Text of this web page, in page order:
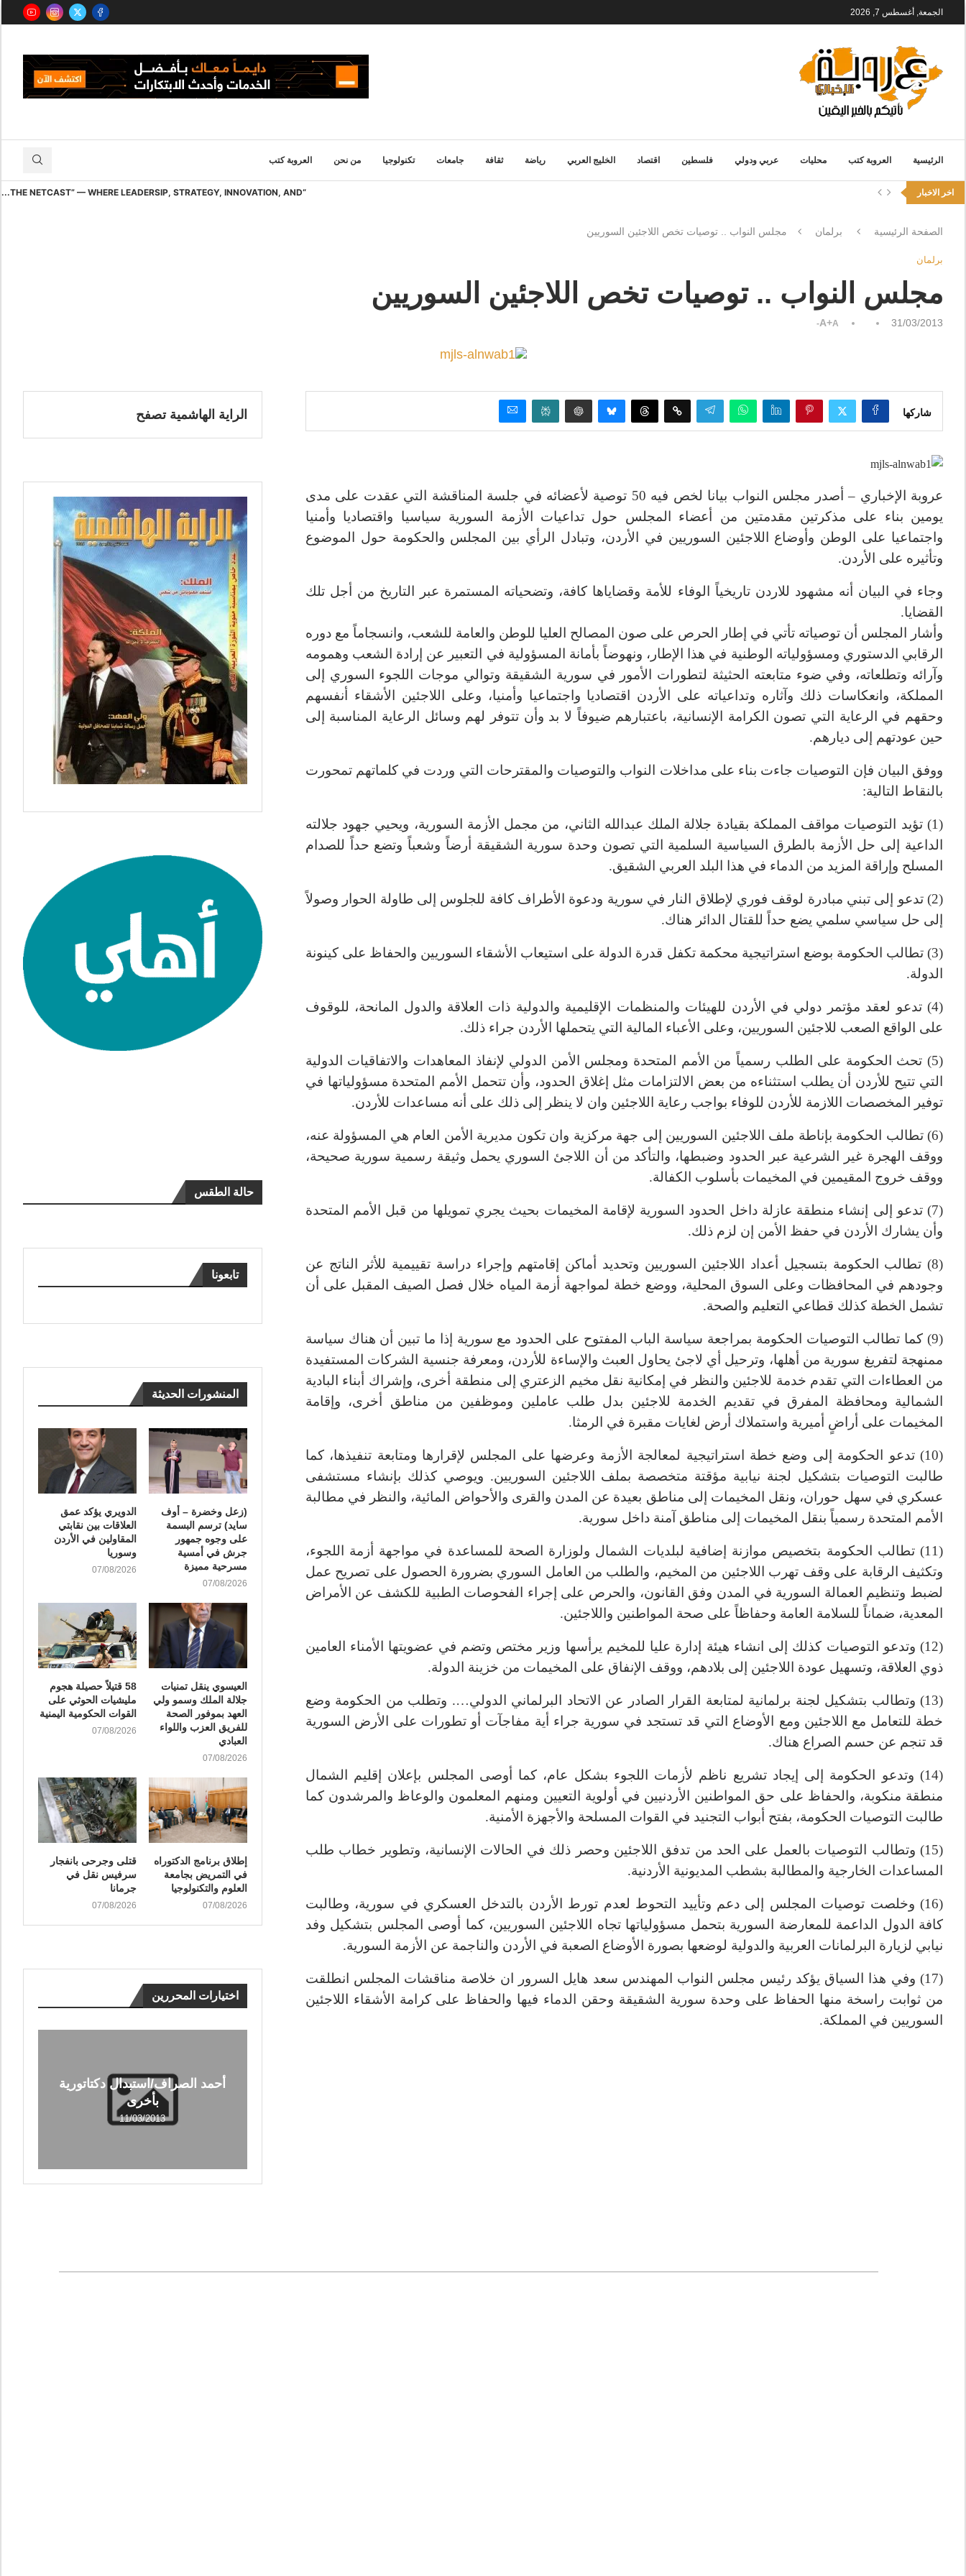
الجمعة, أغسطس 7, 2026
الرئيسية العروبة كتب محليات عربي ودولي فلسطين اقتصاد الخليج العربي رياضة ثقافة جامعات تكنولوجيا من نحن العروبة كتب
اخر الاخبار “THE NETCAST” — WHERE LEADERSIP, STRATEGY, INNOVATION, AND...
الصفحة الرئيسية برلمان مجلس النواب .. توصيات تخص اللاجئين السوريين
برلمان
مجلس النواب .. توصيات تخص اللاجئين السوريين
31/03/2013
A+A-
شاركها
عروبة الإخباري – أصدر مجلس النواب بيانا لخص فيه 50 توصية لأعضائه في جلسة المناقشة التي عقدت على مدى
يومين بناء على مذكرتين مقدمتين من أعضاء المجلس حول تداعيات الأزمة السورية سياسيا واقتصاديا وأمنيا
واجتماعيا على الوطن وأوضاع اللاجئين السوريين في الأردن، وتبادل الرأي بين المجلس والحكومة حول الموضوع
وتأثيره على الأردن.
وجاء في البيان أنه مشهود للاردن تاريخياً الوفاء للأمة وقضاياها كافة، وتضحياته المستمرة عبر التاريخ من أجل تلك
القضايا.
وأشار المجلس أن توصياته تأتي في إطار الحرص على صون المصالح العليا للوطن والعامة للشعب، وانسجاماً مع دوره
الرقابي الدستوري ومسؤولياته الوطنية في هذا الإطار، ونهوضاً بأمانة المسؤولية في التعبير عن إرادة الشعب وهمومه
وآرائه وتطلعاته، وفي ضوء متابعته الحثيثة لتطورات الأمور في سورية الشقيقة وتوالي موجات اللجوء السوري إلى
المملكة، وانعكاسات ذلك وآثاره وتداعياته على الأردن اقتصاديا واجتماعيا وأمنيا، وعلى اللاجئين الأشقاء أنفسهم
وحقهم في الرعاية التي تصون الكرامة الإنسانية، باعتبارهم ضيوفاً لا بد وأن تتوفر لهم وسائل الرعاية المناسبة إلى
حين عودتهم إلى ديارهم.
ووفق البيان فإن التوصيات جاءت بناء على مداخلات النواب والتوصيات والمقترحات التي وردت في كلماتهم تمحورت
بالنقاط التالية:
(1) تؤيد التوصيات مواقف المملكة بقيادة جلالة الملك عبدالله الثاني، من مجمل الأزمة السورية، ويحيي جهود جلالته
الداعية إلى حل الأزمة بالطرق السياسية السلمية التي تصون وحدة سورية الشقيقة أرضاً وشعباً وتضع حداً للصدام
المسلح وإراقة المزيد من الدماء في هذا البلد العربي الشقيق.
(2) تدعو إلى تبني مبادرة لوقف فوري لإطلاق النار في سورية ودعوة الأطراف كافة للجلوس إلى طاولة الحوار وصولاً
إلى حل سياسي سلمي يضع حداً للقتال الدائر هناك.
(3) تطالب الحكومة بوضع استراتيجية محكمة تكفل قدرة الدولة على استيعاب الأشقاء السوريين والحفاظ على كينونة
الدولة.
(4) تدعو لعقد مؤتمر دولي في الأردن للهيئات والمنظمات الإقليمية والدولية ذات العلاقة والدول المانحة، للوقوف
على الواقع الصعب للاجئين السوريين، وعلى الأعباء المالية التي يتحملها الأردن جراء ذلك.
(5) تحث الحكومة على الطلب رسمياً من الأمم المتحدة ومجلس الأمن الدولي لإنفاذ المعاهدات والاتفاقيات الدولية
التي تتيح للأردن أن يطلب استثناءه من بعض الالتزامات مثل إغلاق الحدود، وأن تتحمل الأمم المتحدة مسؤولياتها في
توفير المخصصات اللازمة للأردن للوفاء بواجب رعاية اللاجئين وان لا ينظر إلى ذلك على أنه مساعدات للأردن.
(6) تطالب الحكومة بإناطة ملف اللاجئين السوريين إلى جهة مركزية وان تكون مديرية الأمن العام هي المسؤولة عنه،
ووقف الهجرة غير الشرعية عبر الحدود وضبطها، والتأكد من أن اللاجئ السوري يحمل وثيقة رسمية سورية صحيحة،
ووقف خروج المقيمين في المخيمات بأسلوب الكفالة.
(7) تدعو إلى إنشاء منطقة عازلة داخل الحدود السورية لإقامة المخيمات بحيث يجري تمويلها من قبل الأمم المتحدة
وأن يشارك الأردن في حفظ الأمن إن لزم ذلك.
(8) تطالب الحكومة بتسجيل أعداد اللاجئين السوريين وتحديد أماكن إقامتهم وإجراء دراسة تقييمية للأثر الناتج عن
وجودهم في المحافظات وعلى السوق المحلية، ووضع خطة لمواجهة أزمة المياه خلال فصل الصيف المقبل على أن
تشمل الخطة كذلك قطاعي التعليم والصحة.
(9) كما تطالب التوصيات الحكومة بمراجعة سياسة الباب المفتوح على الحدود مع سورية إذا ما تبين أن هناك سياسة
ممنهجة لتفريغ سورية من أهلها، وترحيل أي لاجئ يحاول العبث والإساءة للأردن، ومعرفة جنسية الشركات المستفيدة
من العطاءات التي تقدم خدمة للاجئين والنظر في إمكانية نقل مخيم الزعتري إلى منطقة أخرى، وإشراك أبناء البادية
الشمالية ومحافظة المفرق في تقديم الخدمة للاجئين بدل طلب عاملين وموظفين من مناطق أخرى، وإقامة
المخيمات على أراضٍ أميرية واستملاك أرض لغايات مقبرة في الرمثا.
(10) تدعو الحكومة إلى وضع خطة استراتيجية لمعالجة الأزمة وعرضها على المجلس لإقرارها ومتابعة تنفيذها، كما
طالبت التوصيات بتشكيل لجنة نيابية مؤقتة متخصصة بملف اللاجئين السوريين. ويوصي كذلك بإنشاء مستشفى
عسكري في سهل حوران، ونقل المخيمات إلى مناطق بعيدة عن المدن والقرى والأحواض المائية، والنظر في مطالبة
الأمم المتحدة رسمياً بنقل المخيمات إلى مناطق آمنة داخل سورية.
(11) تطالب الحكومة بتخصيص موازنة إضافية لبلديات الشمال ولوزارة الصحة للمساعدة في مواجهة أزمة اللجوء،
وتكثيف الرقابة على وقف تهرب اللاجئين من المخيم، والطلب من العامل السوري بضرورة الحصول على تصريح عمل
لضبط وتنظيم العمالة السورية في المدن وفق القانون، والحرص على إجراء الفحوصات الطبية للكشف عن الأمراض
المعدية، ضماناً للسلامة العامة وحفاظاً على صحة المواطنين واللاجئين.
(12) وتدعو التوصيات كذلك إلى انشاء هيئة إدارة عليا للمخيم يرأسها وزير مختص وتضم في عضويتها الأمناء العامين
ذوي العلاقة، وتسهيل عودة اللاجئين إلى بلادهم، ووقف الإنفاق على المخيمات من خزينة الدولة.
(13) وتطالب بتشكيل لجنة برلمانية لمتابعة القرار الصادر عن الاتحاد البرلماني الدولي…. وتطلب من الحكومة وضع
خطة للتعامل مع اللاجئين ومع الأوضاع التي قد تستجد في سورية جراء أية مفاجآت أو تطورات على الأرض السورية
قد تنجم عن حسم الصراع هناك.
(14) وتدعو الحكومة إلى إيجاد تشريع ناظم لأزمات اللجوء بشكل عام، كما أوصى المجلس بإعلان إقليم الشمال
منطقة منكوبة، والحفاظ على حق المواطنين الأردنيين في أولوية التعيين ومنهم المعلمون والوعاظ والمرشدون كما
طالبت التوصيات الحكومة، بفتح أبواب التجنيد في القوات المسلحة والأجهزة الأمنية.
(15) وتطالب التوصيات بالعمل على الحد من تدفق اللاجئين وحصر ذلك في الحالات الإنسانية، وتطوير خطاب طلب
المساعدات الخارجية والمطالبة بشطب المديونية الأردنية.
(16) وخلصت توصيات المجلس إلى دعم وتأييد التحوط لعدم تورط الأردن بالتدخل العسكري في سورية، وطالبت
كافة الدول الداعمة للمعارضة السورية بتحمل مسؤولياتها تجاه اللاجئين السوريين، كما أوصى المجلس بتشكيل وفد
نيابي لزيارة البرلمانات العربية والدولية لوضعها بصورة الأوضاع الصعبة في الأردن والناجمة عن الأزمة السورية.
(17) وفي هذا السياق يؤكد رئيس مجلس النواب المهندس سعد هايل السرور ان خلاصة مناقشات المجلس انطلقت
من ثوابت راسخة منها الحفاظ على وحدة سورية الشقيقة وحقن الدماء فيها والحفاظ على كرامة الأشقاء اللاجئين
السوريين في المملكة.
الراية الهاشمية تصفح
حالة الطقس
تابعونا
المنشورات الحديثة
(زعل وخضرة – أوف
سايد) ترسم البسمة
على وجوه جمهور
جرش في أمسية
مسرحية مميزة
07/08/2026
الدويري يؤكد عمق
العلاقات بين نقابتي
المقاولين في الأردن
وسوريا
07/08/2026
العيسوي ينقل تمنيات
جلالة الملك وسمو ولي
العهد بموفور الصحة
للفريق العزب واللواء
العبادي
07/08/2026
58 قتيلاً حصيلة هجوم
مليشيات الحوثي على
القوات الحكومية اليمنية
07/08/2026
إطلاق برنامج الدكتوراه
في التمريض بجامعة
العلوم والتكنولوجيا
07/08/2026
قتلى وجرحى بانفجار
سرفيس نقل في
جرمانا
07/08/2026
اختيارات المحررين
أحمد الصراف/استبدال دكتاتورية
بأخرى
11/03/2013